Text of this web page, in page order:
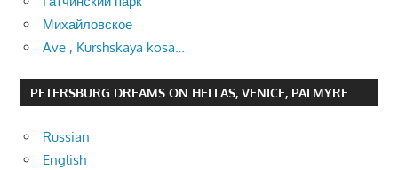
Михайловское
Ave , Kurshskaya kosa…
PETERSBURG DREAMS ON HELLAS, VENICE, PALMYRE
Russian
English